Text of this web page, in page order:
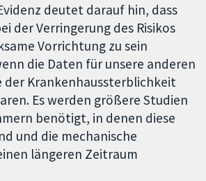
deutet darauf hin, dass
der Verringerung des Risikos
Vorrichtung zu sein
die Daten für unsere anderen
der Krankenhaussterblichkeit
Es werden größere Studien
benötigt, in denen diese
und die mechanische
längeren Zeitraum